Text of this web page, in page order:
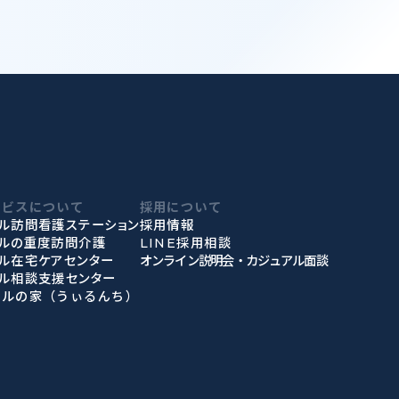
スについて
訪問看護ステーション
の重度訪問介護
在宅ケアセンター
相談支援センター
の家（うぃるんち）
採用について
採用情報
LINE採用相談
オンライン説明会・カジュアル面談